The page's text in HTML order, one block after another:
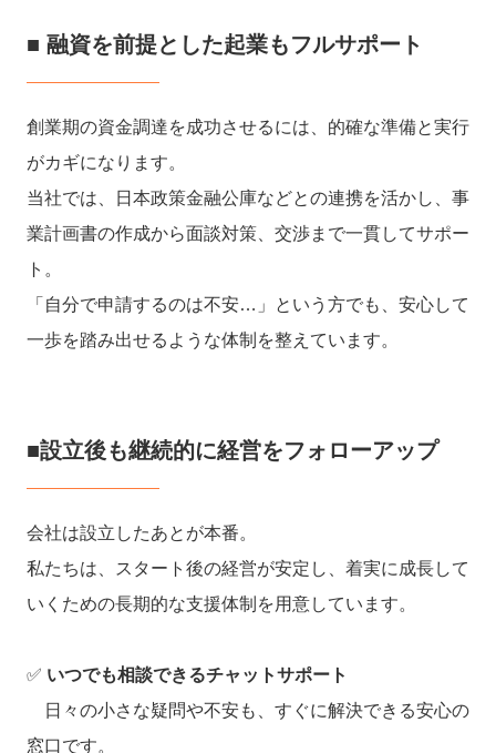
■ 融資を前提とした起業もフルサポート
創業期の資金調達を成功させるには、的確な準備と実行
がカギになります。
当社では、日本政策金融公庫などとの連携を活かし、事
業計画書の作成から面談対策、交渉まで一貫してサポー
ト。
「自分で申請するのは不安…」という方でも、安心して
一歩を踏み出せるような体制を整えています。
■設立後も継続的に経営をフォローアップ
会社は設立したあとが本番。
私たちは、スタート後の経営が安定し、着実に成長して
いくための長期的な支援体制を用意しています。
✅ いつでも相談できるチャットサポート
日々の小さな疑問や不安も、すぐに解決できる安心の
窓口です。